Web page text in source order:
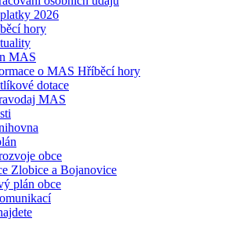
2026
hory
MAS
o MAS Hříběcí hory
dotace
MAS
obce
Zlobice a Bojanovice
plán obce